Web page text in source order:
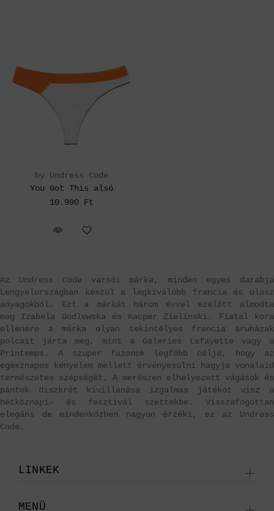
by Undress Code
You Got This alsó
10.990 Ft
Az Undress Code varsói márka, minden egyes darabja
Lengyelországban készül a legkiválóbb francia és olasz
anyagokból. Ezt a márkát három évvel ezelőtt álmodta
meg Izabela Godlewska és Kacper Zielinski. Fiatal kora
ellenére a márka olyan tekintélyes francia áruházak
polcait járta meg, mint a Galeries Lafayette vagy a
Printemps. A szuper fazonok legfőbb célja, hogy az
egésznapos kényelem mellett érvényesülni hagyja vonalaid
természetes szépségét. A merészen elhelyezett vágások és
pántok diszkrét kivillanása izgalmas játékot visz a
hétköznapi- és fesztivál szettekbe. Visszafogottan
elegáns de mindenközben nagyon érzéki, ez az Undress
Code.
LINKEK
MENÜ